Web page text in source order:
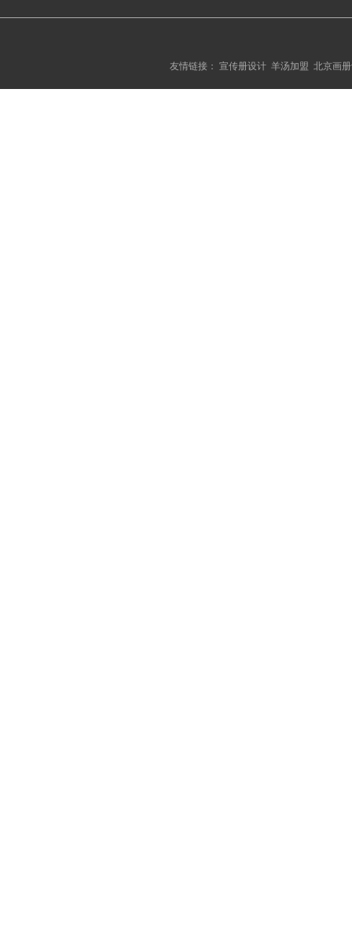
友情链接： 宣传册设计 羊汤加盟 北京画